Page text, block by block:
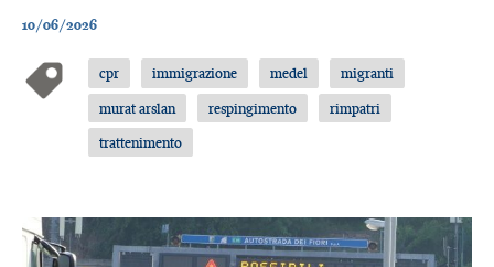
10/06/2026
cpr immigrazione medel
migranti
murat arslan
respingimento
rimpatri
trattenimento